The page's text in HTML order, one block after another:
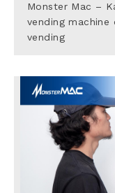
Monster Mac –
vending machine
vending